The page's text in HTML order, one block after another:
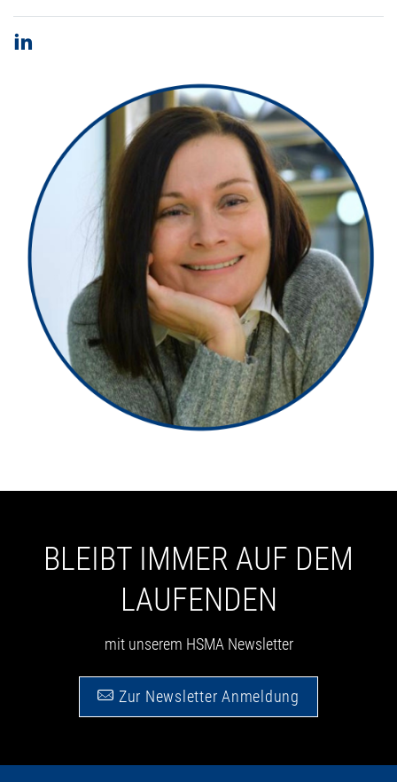
BLEIBT IMMER AUF DEM
LAUFENDEN
mit unserem HSMA Newsletter
Zur Newsletter Anmeldung